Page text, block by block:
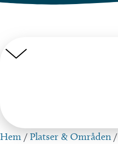
Hoppa
Hem /Platser & Områden/